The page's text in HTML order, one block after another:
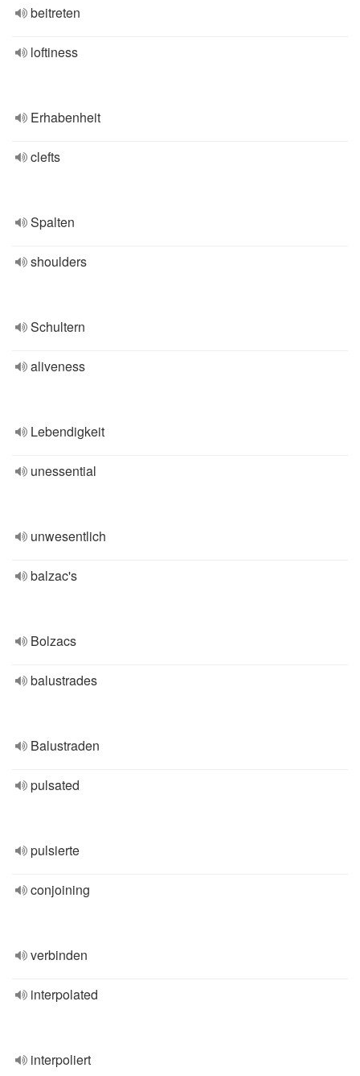
beitreten
loftiness
Erhabenheit
clefts
Spalten
shoulders
Schultern
aliveness
Lebendigkeit
unessential
unwesentlich
balzac's
Bolzacs
balustrades
Balustraden
pulsated
pulsierte
conjoining
verbinden
interpolated
interpoliert